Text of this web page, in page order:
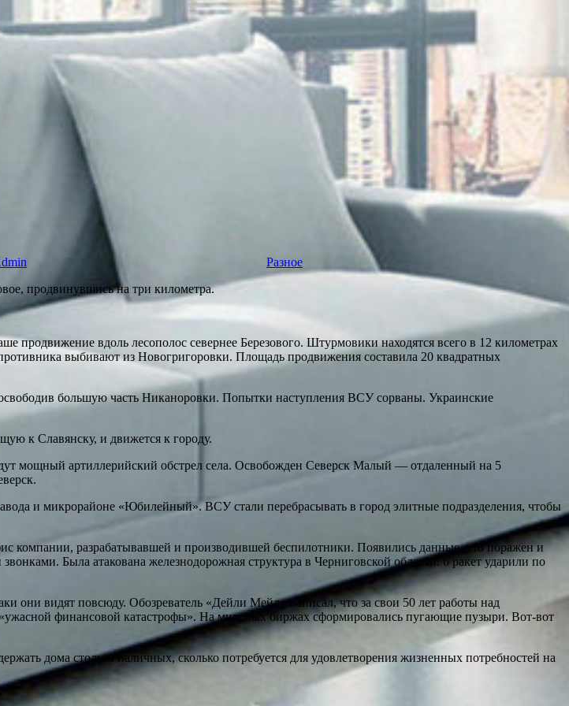
Разное
продвинувшись на три километра.
вдоль лесополос севернее Березового. Штурмовики находятся всего в 12 километрах
выбивают из Новогригоровки. Площадь продвижения составила 20 квадратных
большую часть Никаноровки. Попытки наступления ВСУ сорваны. Украинские
к Славянску, и движется к городу.
мощный артиллерийский обстрел села. Освобожден Северск Малый — отдаленный на 5
и микрорайоне «Юбилейный». ВСУ стали перебрасывать в город элитные подразделения, чтобы
компании, разрабатывавшей и производившей беспилотники. Появились данные, что поражен и
Была атакована железнодорожная структура в Черниговской области. 6 ракет ударили по
они видят повсюду. Обозреватель «Дейли Мейл» написал, что за свои 50 лет работы над
финансовой катастрофы». На мировых биржах сформировались пугающие пузыри. Вот-вот
дома столько наличных, сколько потребуется для удовлетворения жизненных потребностей на